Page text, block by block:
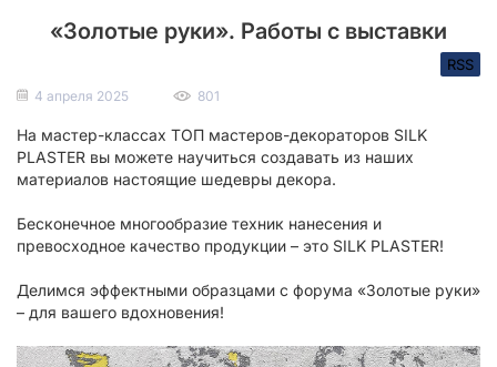
«Золотые руки». Работы с выставки
RSS
4 апреля 2025 801
На мастер-классах ТОП мастеров-декораторов SILK
PLASTER вы можете научиться создавать из наших
материалов настоящие шедевры декора.
Бесконечное многообразие техник нанесения и
превосходное качество продукции – это SILK PLASTER!
Делимся эффектными образцами с форума «Золотые руки»
– для вашего вдохновения!